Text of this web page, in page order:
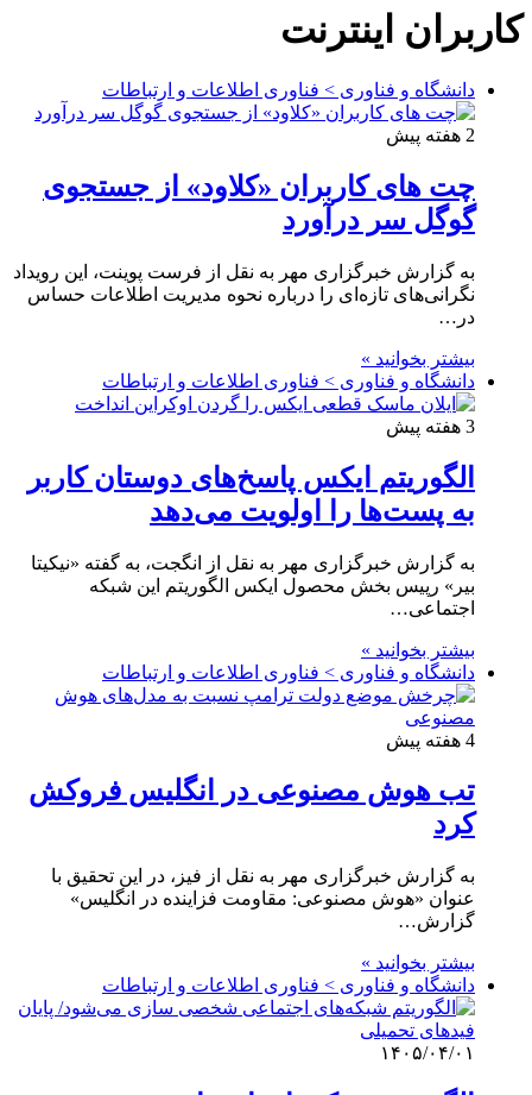
کاربران اینترنت
دانشگاه و فناوری > فناوری اطلاعات و ارتباطات
2 هفته پیش
چت های کاربران «کلاود» از جستجوی
گوگل سر درآورد
به گزارش خبرگزاری مهر به نقل از فرست پوینت، این رویداد
نگرانی‌های تازه‌ای را درباره نحوه مدیریت اطلاعات حساس
در…
بیشتر بخوانید »
دانشگاه و فناوری > فناوری اطلاعات و ارتباطات
3 هفته پیش
الگوریتم ایکس پاسخ‌های دوستان کاربر
به پست‌ها را اولویت می‌دهد
به گزارش خبرگزاری مهر به نقل از انگجت، به گفته «نیکیتا
بیر» رپیس بخش محصول ایکس الگوریتم این شبکه
اجتماعی…
بیشتر بخوانید »
دانشگاه و فناوری > فناوری اطلاعات و ارتباطات
4 هفته پیش
تب هوش مصنوعی در انگلیس فروکش
کرد
به گزارش خبرگزاری مهر به نقل از فیز، در این تحقیق با
عنوان «هوش مصنوعی: مقاومت فزاینده در انگلیس»
گزارش…
بیشتر بخوانید »
دانشگاه و فناوری > فناوری اطلاعات و ارتباطات
۱۴۰۵/۰۴/۰۱